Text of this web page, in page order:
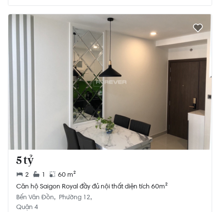
5 tỷ
2 1
60 m²
Căn hộ Saigon Royal đầy đủ nội thất diện tích 60m²
Bến Vân Đồn
Phường 12
Quận 4